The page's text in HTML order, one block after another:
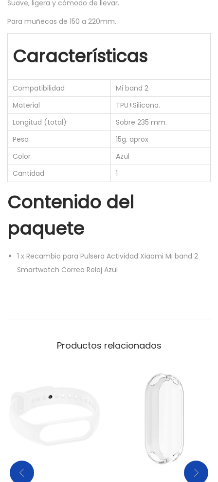
Suave, ligera y cómodo de llevar.
Para muñecas de 150 a 220mm.
Características
Compatibilidad
Mi band 2
Material
TPU+Silicona.
Longitud (total)
Sobre 235 mm.
Peso
15g. aprox
Color
Azul
Cantidad
1
Contenido del
paquete
1 x Recambio para Pulsera Actividad Xiaomi Mi band 2
Smartwatch Correa Reloj Azul
Productos relacionados